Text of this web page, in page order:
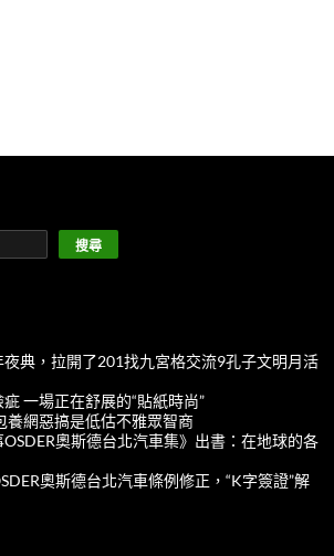
搜尋
典，拉開了201找九宮格交流9孔子文明月活
一場正在舒展的“貼紙時尚”
養網惡搞是低估不雅眾智商
奧斯德台北汽車集》出書：在地球的各
奧斯德台北汽車條例修正，“K字簽證”解